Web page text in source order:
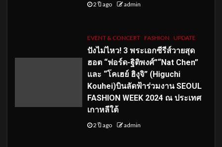
2 ปี ago admin
EVENT & CONCERT FASHION UPDATE
ปังไม่ไหว! 3 พระเอกซีรีส์วายสุด
ฮอต “ฟอร์ด-ฐิติพงศ์”“Nat Chen”
และ “โคเฮย์ ฮิงุจิ” (Higuchi
Kouhei)บินลัดฟ้าร่วมงาน SEOUL
FASHION WEEK 2024 ณ ประเทศ
เกาหลีใต้
2 ปี ago admin